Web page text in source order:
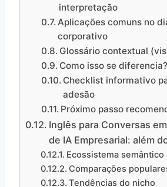
interpretação
Aplicações comuns no
corporativo
Glossário contextual
Como isso se diferencia?
Checklist informativo
adesão
Próximo passo
Inglês para Conversas
de IA Empresarial: além
Ecossistema semântico
Comparações
Tendências do nicho